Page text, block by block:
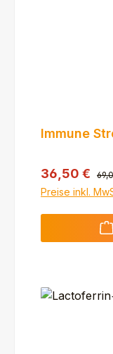
Immune
36,50 €
Preise inkl.